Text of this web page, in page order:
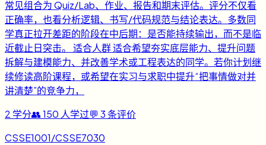
常见组合为 Quiz/Lab、作业、报告和期末评估。评分不仅看
正确率，也看分析逻辑、书写/代码规范与结论表达。多数同
学真正拉开差距的阶段在中后期：是否能持续输出，而不是临
近截止日突击。 适合人群 适合希望夯实底层能力、提升问题
拆解与建模能力、并改善学术或工程表达的同学。若你计划继
续修读高阶课程，或希望在实习与求职中提升“把事情做对并
讲清楚”的竞争力，
2 学分👥150 人学过💬 3条评价
CSSE1001/CSSE7030